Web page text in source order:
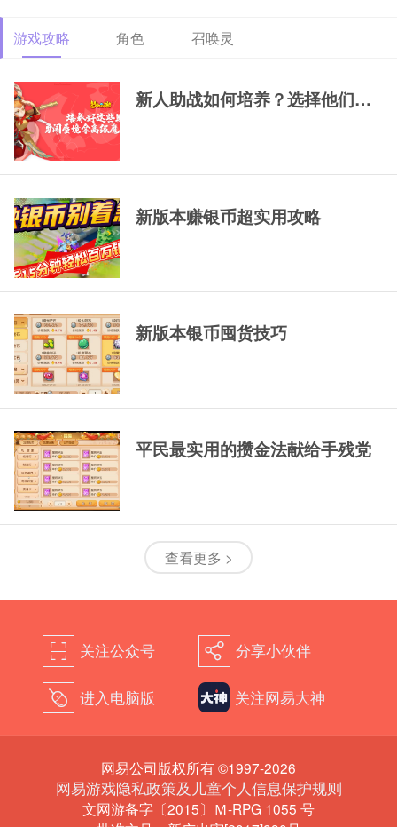
示
示
游戏攻略 角色 召唤灵
新人助战如何培养？选择他们，一
新版本赚银币超实用攻略
新版本银币囤货技巧
平民最实用的攒金法献给手残党
查看更多 >
򰀁 关注公众号 򰀂 分享小伙伴
򰀄 进入电脑版 关注网易大神
网易公司版权所有 ©1997-2026
网易游戏隐私政策及儿童个人信息保护规则
文网游备字〔2015〕Ｍ-RPG 1055 号